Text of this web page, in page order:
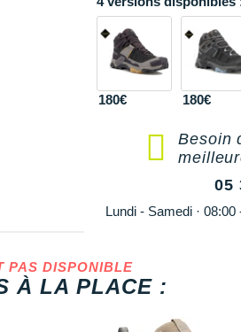
180€ 180€
Besoin
05
Lundi - Samedi ·
PAS DISPONIBLE
À LA PLACE :